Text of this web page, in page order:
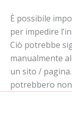
È possibile
per impedire
Ciò potrebbe
manualmente
un sito /
potrebbero